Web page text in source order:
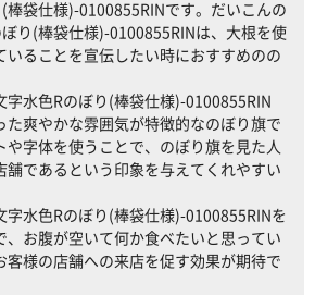
棒袋仕様)-0100855RINです。だいこんの
り(棒袋仕様)-0100855RINは、大根を使
いることを宣伝したい時におすすめのの
字水色Rのぼり(棒袋仕様)-0100855RIN
た爽やかな雰囲気が特徴的なのぼり旗で
や字体を使うことで、のぼり旗を見た人
舗であるという印象を与えてくれやすい
字水色Rのぼり(棒袋仕様)-0100855RINを
、お腹が空いて何か食べたいと思ってい
客様の店舗への来店を促す効果が期待で